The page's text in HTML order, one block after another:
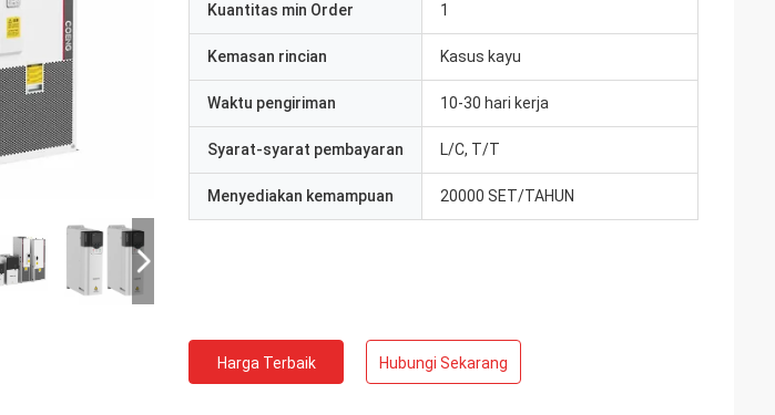
Emily White
Kami membutuhkan motor spindel bising
Kami mengambil kesempatan pada
Kuantitas min Order 1
Kemasan rincian Kasus kayu
Waktu pengiriman 10-30 hari kerja
Syarat-syarat pembayaran L/C, T/T
Menyediakan kemampuan 20000 SET/TAHUN
Harga Terbaik Hubungi Sekarang